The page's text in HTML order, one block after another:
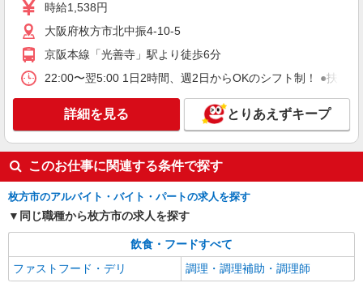
アルバイト パート
コンパスグループ・ジャパン株式会社 21741_p
時給1,530円以上 試用期間中 時給1,530円以上
(試用期間2ヶ月) 残業が発生した場合、残業代を1
コマツ大阪工場 従業員食堂 （大阪府枚方市
上野3-1-1）
キープ 詳細を見る
アルバイト パート
コンパスグループ・ジャパン株式会社 21741_p
調理員【アルバイト・パート】
時給1,300円以上 試用期間中 時給1,300円以上
(試用期間2ヶ月) 残業が発生した場合、残業代を1
分単位で別途支給します。
コマツ大阪工場 従業員食堂 （大阪府枚方市
時給1,538円
大阪府枚方市北中振4-10-5
京阪本線「光善寺」駅より徒歩6分
22:00〜翌5:00 1日2時間、週2日からOKのシフト制！ ●扶養
詳細を見る とりあえずキープ
このお仕事に関連する条件で探す
枚方市のアルバイト・バイト・パートの求人を探す
同じ職種から枚方市の求人を探す
飲食・フードすべて
ファストフード・デリ
調理・調理補助・調理師